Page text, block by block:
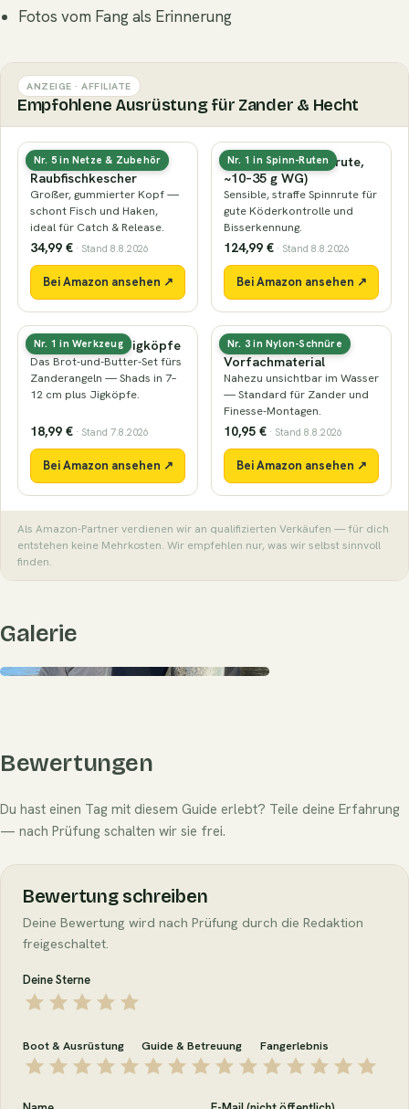
Fotos vom Fang als Erinnerung
ANZEIGE · AFFILIATE
Empfohlene Ausrüstung für Zander & Hecht
Nr. 5 in Netze & Zubehör
Gummierter
Raubfischkescher
Großer, gummierter Kopf —
schont Fisch und Haken,
ideal für Catch & Release.
34,99 € · Stand 8.8.2026
Bei Amazon ansehen ↗
Nr. 1 in Spinn-Ruten
Zanderrute (Spinnrute,
~10–35 g WG)
Sensible, straffe Spinnrute für
gute Köderkontrolle und
Bisserkennung.
124,99 € · Stand 8.8.2026
Bei Amazon ansehen ↗
Nr. 1 in Werkzeug
Gummifische & Jigköpfe
Das Brot-und-Butter-Set fürs
Zanderangeln — Shads in 7–
12 cm plus Jigköpfe.
18,99 € · Stand 7.8.2026
Bei Amazon ansehen ↗
Nr. 3 in Nylon-Schnüre
Fluorocarbon-
Vorfachmaterial
Nahezu unsichtbar im Wasser
— Standard für Zander und
Finesse-Montagen.
10,95 € · Stand 8.8.2026
Bei Amazon ansehen ↗
Als Amazon-Partner verdienen wir an qualifizierten Verkäufen — für dich
entstehen keine Mehrkosten. Wir empfehlen nur, was wir selbst sinnvoll
finden.
Galerie
Bewertungen
Du hast einen Tag mit diesem Guide erlebt? Teile deine Erfahrung
— nach Prüfung schalten wir sie frei.
Bewertung schreiben
Deine Bewertung wird nach Prüfung durch die Redaktion
freigeschaltet.
Deine Sterne
Boot & Ausrüstung Guide & Betreuung Fangerlebnis